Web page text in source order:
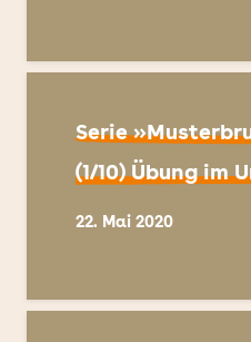
Serie
(1/10) Übung im
22. Mai 2020